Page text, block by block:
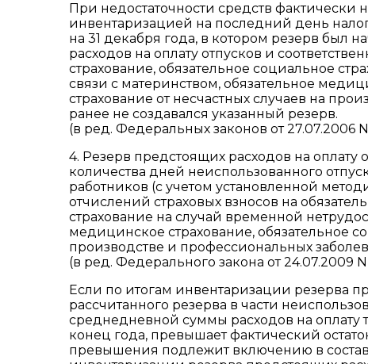
При недостаточности средств фактически
инвентаризацией на последний день
на 31 декабря года, в котором резерв был
расходов на оплату отпусков и
страхование, обязательное социальное
связи с материнством, обязательное
страхование от несчастных случаев на
ранее не создавался указанный резерв.
(в ред. Федеральных законов от 27.07.2006
4. Резерв предстоящих расходов на
количества дней неиспользованного
работников (с учетом установленной
отчислений страховых взносов на
страхование на случай временной
медицинское страхование, обязательное
производстве и профессиональных
(в ред. Федерального закона от 24.07.2009
Если по итогам инвентаризации резерва
рассчитанного резерва в части
среднедневной суммы расходов на оплату
конец года, превышает фактический
превышения подлежит включению в состав